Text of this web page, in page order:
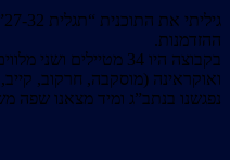
ההזדמנות.
בקבוצה היו 34
ואוקראינה (מוסקבה, חרקוב,
נפגשנו בנתב”ג ומיד מצאנו שפה